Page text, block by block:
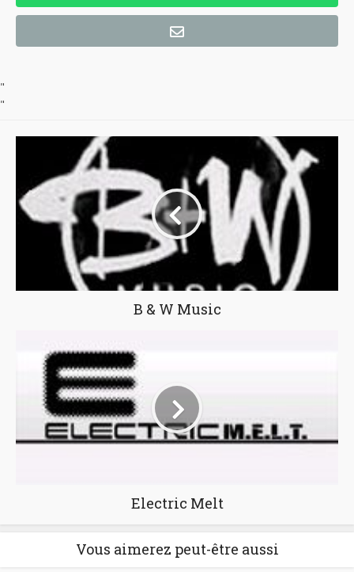
"
"
B & W Music
Electric Melt
Vous aimerez peut-être aussi